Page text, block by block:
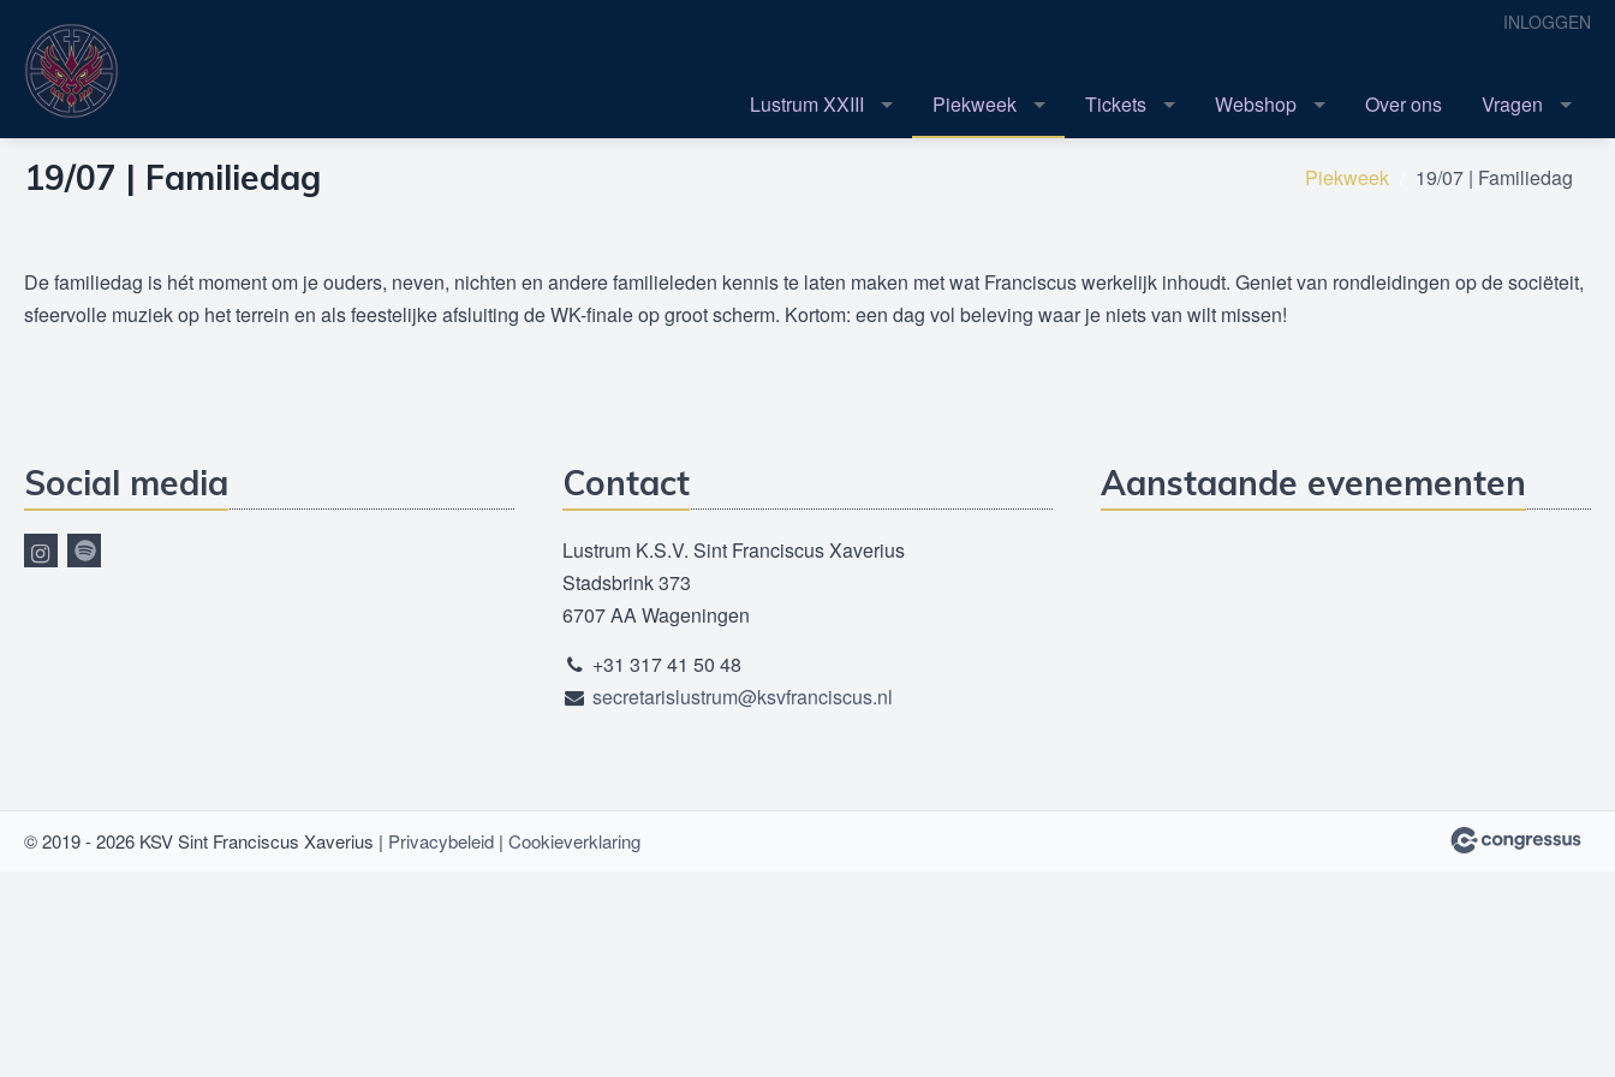
INLOGGEN
Lustrum XXIII Piekweek Tickets Webshop Over ons Vragen
Piekweek 19/07 | Familiedag
19/07 | Familiedag
De familiedag is hét moment om je ouders, neven, nichten en andere familieleden kennis te laten maken met wat Franciscus werkelijk inhoudt. Geniet van rondleidingen op de sociëteit,
sfeervolle muziek op het terrein en als feestelijke afsluiting de WK-finale op groot scherm. Kortom: een dag vol beleving waar je niets van wilt missen!
Social media Contact
Lustrum K.S.V. Sint Franciscus Xaverius
Stadsbrink 373
6707 AA Wageningen
+31 317 41 50 48
secretarislustrum@ksvfranciscus.nl
Aanstaande evenementen
© 2019 - 2026 KSV Sint Franciscus Xaverius | Privacybeleid | Cookieverklaring